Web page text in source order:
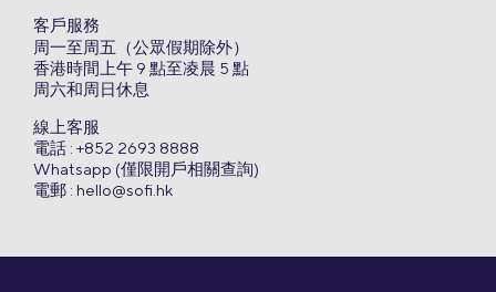
客戶服務
周一至周五（公眾假期除外）
香港時間上午 9 點至凌晨 5 點
周六和周日休息
線上客服
電話 : +852 2693 8888
Whatsapp (僅限開戶相關查詢)
電郵 : hello@sofi.hk